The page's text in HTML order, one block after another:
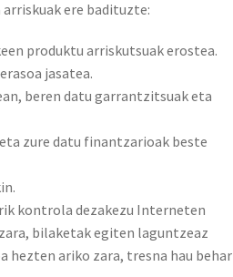
ere badituzte:
produktu arriskutsuak erostea.
jasatea.
beren datu garrantzitsuak eta
zure datu finantzarioak beste
kontrola dezakezu Interneten
bilaketak egiten laguntzeaz
hezten ariko zara, tresna hau behar